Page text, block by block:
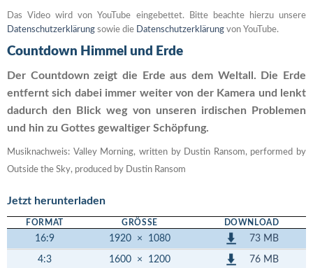
Das Video wird von YouTube eingebettet. Bitte beachte hierzu unsere
Datenschutzerklärung sowie die Datenschutzerklärung von YouTube.
Countdown Himmel und Erde
Der Countdown zeigt die Erde aus dem Weltall. Die Erde
entfernt sich dabei immer weiter von der Kamera und lenkt
dadurch den Blick weg von unseren irdischen Problemen
und hin zu Gottes gewaltiger Schöpfung.
Musiknachweis: Valley Morning, written by Dustin Ransom, performed by
Outside the Sky, produced by Dustin Ransom
Jetzt herunterladen
FORMAT GRÖSSE DOWNLOAD
16:9 1920 × 1080 73 MB
4:3 1600 × 1200 76 MB